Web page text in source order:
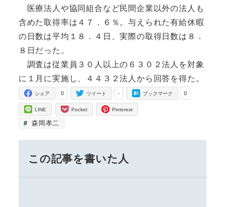
医療法人や協同組合など民間企業以外の法人も
含めた取得率は４７．６％。与えられた有給休暇
の日数は平均１８．４日、実際の取得日数は８．
８日だった。
調査は従業員３０人以上の６３０２法人を対象
に１月に実施し、４４３２法人から回答を得た。
0
シェア -
ツイート 0
ブックマーク
LINE Pocket Pinterest
森岡孝二
この記事を書いた人